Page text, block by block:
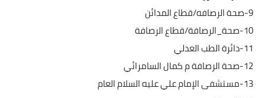
9-صحة الرصافه/قطاع المدائن
10-صحة_الرصافة/قطاع الرصافة
11-دائرة الطب العدلي
12-صحة الرصافة م كمال السامرائي
13-مستشفى الإمام علي عليه السلام العام